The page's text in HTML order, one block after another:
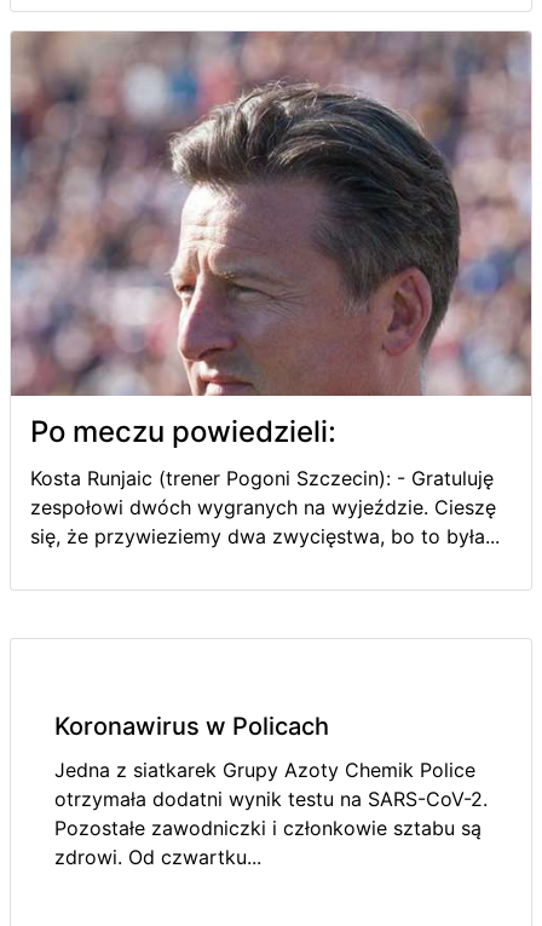
Po meczu powiedzieli:
Kosta Runjaic (trener Pogoni Szczecin): - Gratuluję
zespołowi dwóch wygranych na wyjeździe. Cieszę
się, że przywieziemy dwa zwycięstwa, bo to była...
Koronawirus w Policach
Jedna z siatkarek Grupy Azoty Chemik Police
otrzymała dodatni wynik testu na SARS-CoV-2.
Pozostałe zawodniczki i członkowie sztabu są
zdrowi. Od czwartku...